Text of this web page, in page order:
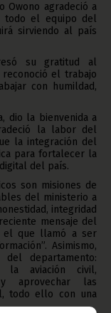
Owono agradeció a
todo el equipo del
sirviendo al país
su gratitud al
el trabajo
con humildad,
dio la bienvenida a
la labor del
la integración del
para fortalecer la
del país.
son misiones de
del ministerio a
integridad
mensaje del
el que llamó a ser
Asimismo,
departamento:
la aviación civil,
aprovechar las
todo ello con una